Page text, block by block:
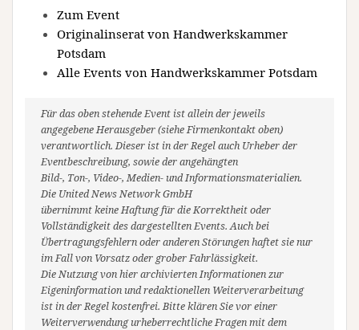
Zum Event
Originalinserat von Handwerkskammer
Potsdam
Alle Events von Handwerkskammer Potsdam
Für das oben stehende Event ist allein der jeweils
angegebene Herausgeber (siehe Firmenkontakt oben)
verantwortlich. Dieser ist in der Regel auch Urheber der
Eventbeschreibung, sowie der angehängten
Bild-, Ton-, Video-, Medien- und Informationsmaterialien.
Die United News Network GmbH
übernimmt keine Haftung für die Korrektheit oder
Vollständigkeit des dargestellten Events. Auch bei
Übertragungsfehlern oder anderen Störungen haftet sie nur
im Fall von Vorsatz oder grober Fahrlässigkeit.
Die Nutzung von hier archivierten Informationen zur
Eigeninformation und redaktionellen Weiterverarbeitung
ist in der Regel kostenfrei. Bitte klären Sie vor einer
Weiterverwendung urheberrechtliche Fragen mit dem